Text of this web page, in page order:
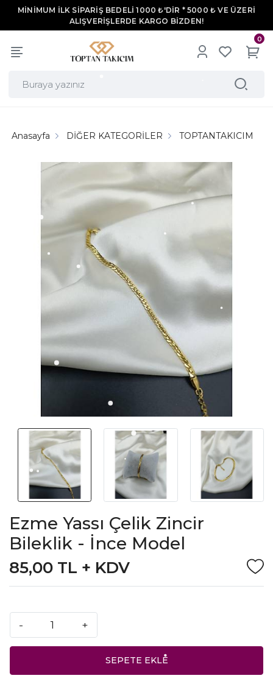
MİNİMUM İLK SİPARİŞ BEDELİ 1000 ₺'DİR * 5000 ₺ VE ÜZERİ
ALIŞVERİŞLERDE KARGO BİZDEN!
0
Anasayfa DİĞER KATEGORİLER TOPTANTAKICIM
Ezme Yassı Çelik Zincir
Bileklik - İnce Model
85,00 TL + KDV
- +
SEPETE EKLE